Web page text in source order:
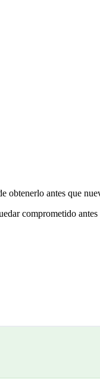
obtenerlo antes que
comprometido